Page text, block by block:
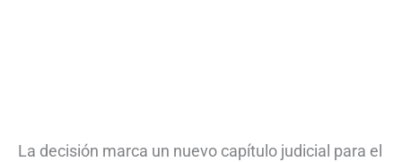
La decisión marca un nuevo capítulo judicial para el